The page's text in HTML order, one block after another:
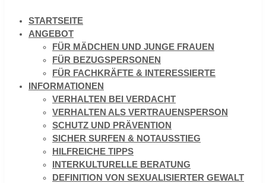
STARTSEITE
ANGEBOT
FÜR MÄDCHEN UND JUNGE FRAUEN
FÜR BEZUGSPERSONEN
FÜR FACHKRÄFTE & INTERESSIERTE
INFORMATIONEN
VERHALTEN BEI VERDACHT
VERHALTEN ALS VERTRAUENSPERSON
SCHUTZ UND PRÄVENTION
SICHER SURFEN & NOTAUSSTIEG
HILFREICHE TIPPS
INTERKULTURELLE BERATUNG
DEFINITION VON SEXUALISIERTER GEWALT